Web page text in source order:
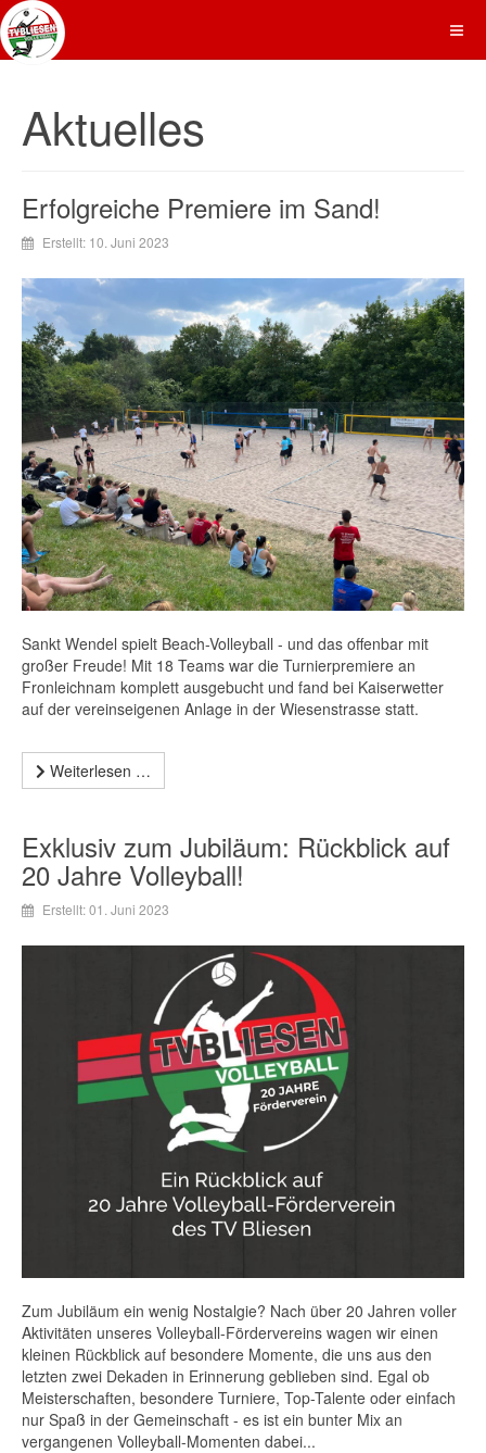
Aktuelles
Erfolgreiche Premiere im Sand!
Erstellt: 10. Juni 2023
Sankt Wendel spielt Beach-Volleyball - und das offenbar mit
großer Freude! Mit 18 Teams war die Turnierpremiere an
Fronleichnam komplett ausgebucht und fand bei Kaiserwetter
auf der vereinseigenen Anlage in der Wiesenstrasse statt.
Weiterlesen …
Exklusiv zum Jubiläum: Rückblick auf
20 Jahre Volleyball!
Erstellt: 01. Juni 2023
Zum Jubiläum ein wenig Nostalgie? Nach über 20 Jahren voller
Aktivitäten unseres Volleyball-Fördervereins wagen wir einen
kleinen Rückblick auf besondere Momente, die uns aus den
letzten zwei Dekaden in Erinnerung geblieben sind. Egal ob
Meisterschaften, besondere Turniere, Top-Talente oder einfach
nur Spaß in der Gemeinschaft - es ist ein bunter Mix an
vergangenen Volleyball-Momenten dabei...